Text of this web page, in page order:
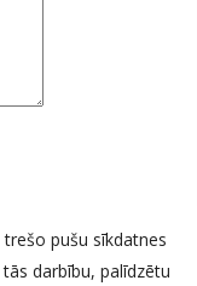
pušu sīkdatnes
darbību, palīdzētu